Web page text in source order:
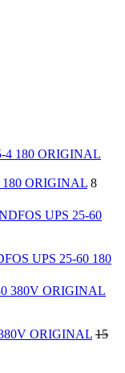
180 ORIGINAL 8
UPS 25-60 180
ORIGINAL 15